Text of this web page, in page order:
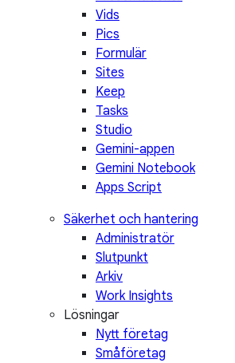
Vids
Pics
Formulär
Sites
Keep
Tasks
Studio
Gemini-appen
Gemini Notebook
Apps Script
Säkerhet och hantering
Administratör
Slutpunkt
Arkiv
Work Insights
Lösningar
Nytt företag
Småföretag